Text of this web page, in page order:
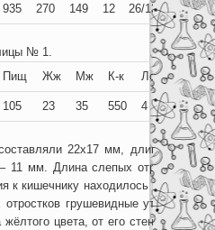
935 270 149 12 26/13 80 46
№ 1.
Пищ Жж Мж К-к Лс Пс Вс
105 23 35 550 4 5
22х17 мм, длина
11 мм. Длина слепых отростков
к кишечнику находилось в 18 мм от
грушевидные утолщения
цвета, от его стенок